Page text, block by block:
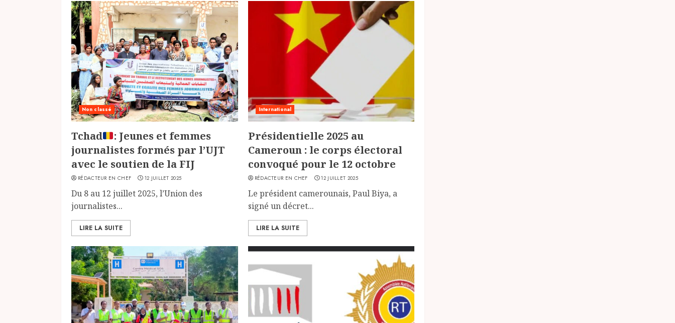
Non classé
Tchad
: Jeunes et femmes
journalistes formés par l’UJT
avec le soutien de la FIJ
RÉDACTEUR EN CHEF 12 JUILLET 2025
Du 8 au 12 juillet 2025, l’Union des
journalistes...
LIRE LA SUITE
International
Présidentielle 2025 au
Cameroun : le corps électoral
convoqué pour le 12 octobre
RÉDACTEUR EN CHEF 12 JUILLET 2025
Le président camerounais, Paul Biya, a
signé un décret...
LIRE LA SUITE